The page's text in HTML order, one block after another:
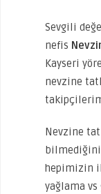
Sevgili
nefis
Kayseri
nevzine
Nevzine
bilmediğini
hepimizin
yağlama